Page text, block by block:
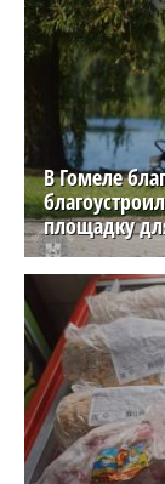
В Гомеле
площадку